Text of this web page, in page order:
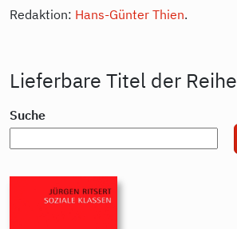
Redaktion: Hans-Günter Thien.
Lieferbare Titel der Reihe
Suche